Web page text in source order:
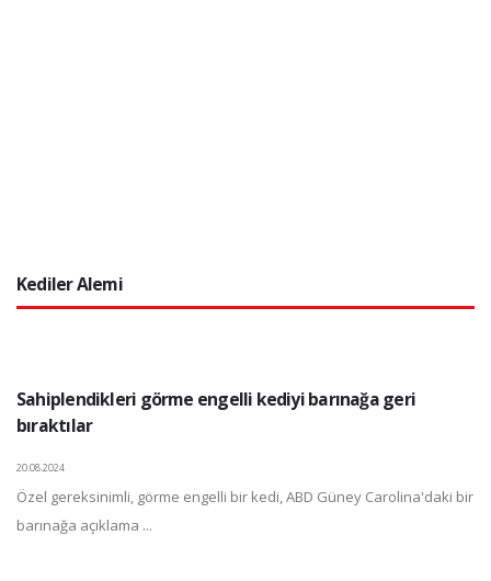
Kediler Alemi
Sahiplendikleri görme engelli kediyi barınağa geri
bıraktılar
20.08.2024
Özel gereksinimli, görme engelli bir kedi, ABD Güney Carolina'daki bir
barınağa açıklama ...